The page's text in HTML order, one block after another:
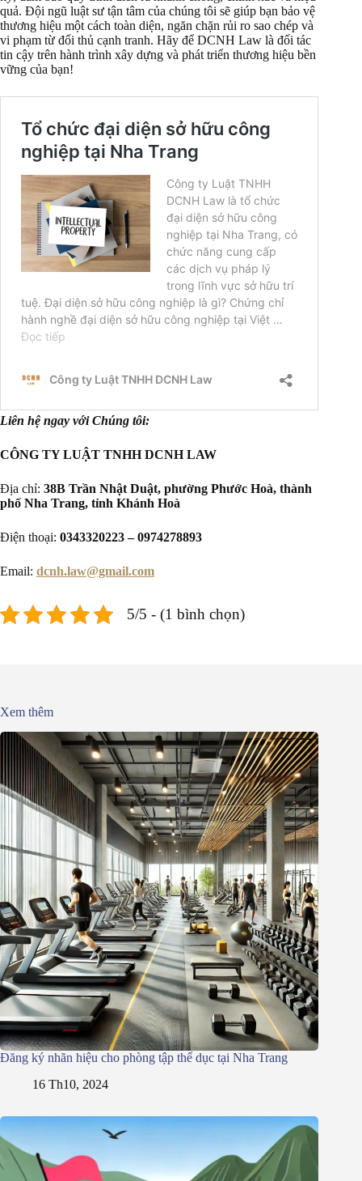
quả. Đội ngũ luật sư tận tâm của chúng tôi sẽ giúp bạn bảo vệ
thương hiệu một cách toàn diện, ngăn chặn rủi ro sao chép và
vi phạm từ đối thủ cạnh tranh. Hãy để DCNH Law là đối tác
tin cậy trên hành trình xây dựng và phát triển thương hiệu bền
vững của bạn!
Liên hệ ngay với Chúng tôi:
CÔNG TY LUẬT TNHH DCNH LAW
Địa chỉ: 38B Trần Nhật Duật, phường Phước Hoà, thành
phố Nha Trang, tỉnh Khánh Hoà
Điện thoại: 0343320223 – 0974278893
Email: dcnh.law@gmail.com
5/5 - (1 bình chọn)
Xem thêm
Đăng ký nhãn hiệu cho phòng tập thể dục tại Nha Trang
16 Th10, 2024